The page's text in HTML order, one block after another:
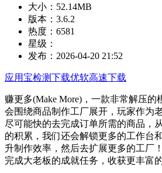
大小： 52.14MB
版本： 3.6.2
热度： 6581
星级：
发布： 2026-04-20 21:52
应用宝检测下载优软高速下载
赚更多(Make More)，一款非常解压
会围绕商品制作工厂展开，玩家作为
尽可能快的去完成订单所需的商品，
的积累，我们还会解锁更多的工作台
升制作效率，然后去扩展更多的工厂
完成大老板的成就任务，收获更丰富